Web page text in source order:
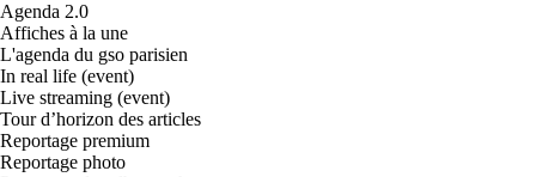
Agenda 2.0
Affiches à la une
L'agenda du gso parisien
In real life (event)
Live streaming (event)
Tour d’horizon des articles
Reportage premium
Reportage photo